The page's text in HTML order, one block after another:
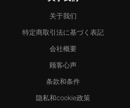
关于我们
特定商取引法に基づく表記
会社概要
顾客心声
条款和条件
隐私和cookie政策